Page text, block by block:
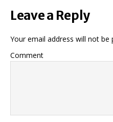
Leave a Reply
Your email address will not be
Comment